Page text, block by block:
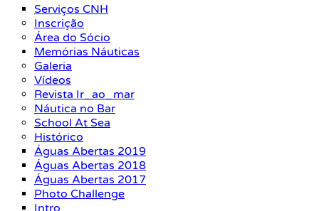
Serviços CNH
Inscrição
Área do Sócio
Memórias Náuticas
Galeria
Vídeos
Revista Ir_ao_mar
Náutica no Bar
School At Sea
Histórico
Águas Abertas 2019
Águas Abertas 2018
Águas Abertas 2017
Photo Challenge
Intro